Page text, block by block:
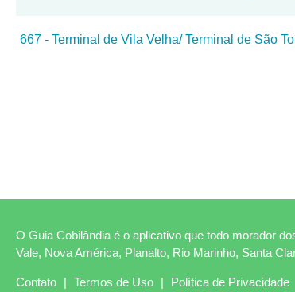
667 - Terminal de Vila Velha/ Terminal de São
O Guia Cobilândia é o aplicativo que todo morador
Vale, Nova América, Planalto, Rio Marinho, Santa
Contato | Termos de Uso | Política de Privacidade